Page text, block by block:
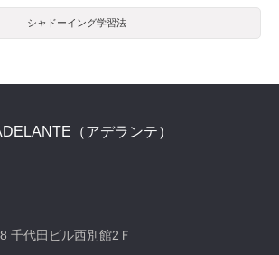
シャドーイング学習法
（アデランテ）
千代田ビル西別館2Ｆ